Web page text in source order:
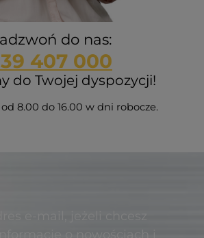
do nas:
407 000
do Twojej dyspozycji!
8.00 do 16.00 w dni robocze.